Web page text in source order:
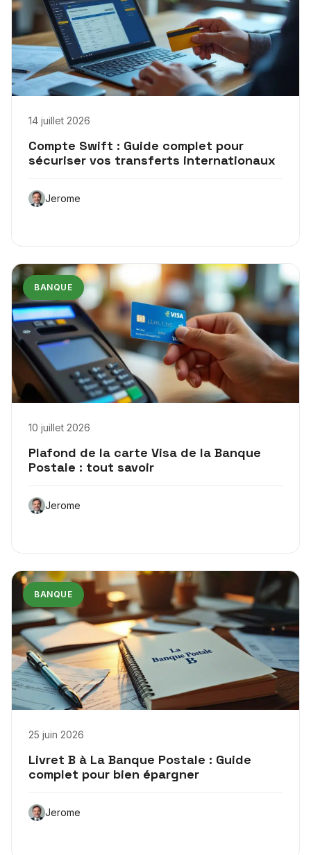
14 juillet 2026
Compte Swift : Guide complet pour
sécuriser vos transferts internationaux
Jerome
BANQUE
10 juillet 2026
Plafond de la carte Visa de la Banque
Postale : tout savoir
Jerome
BANQUE
25 juin 2026
Livret B à La Banque Postale : Guide
complet pour bien épargner
Jerome